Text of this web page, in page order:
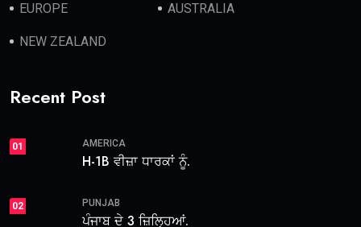
EUROPE AUSTRALIA
NEW ZEALAND
Recent Post
01 AMERICA
H-1B ਵੀਜ਼ਾ ਧਾਰਕਾਂ ਨੂੰ.
02 PUNJAB
ਪੰਜਾਬ ਦੇ 3 ਜ਼ਿਲ੍ਹਿਆਂ.